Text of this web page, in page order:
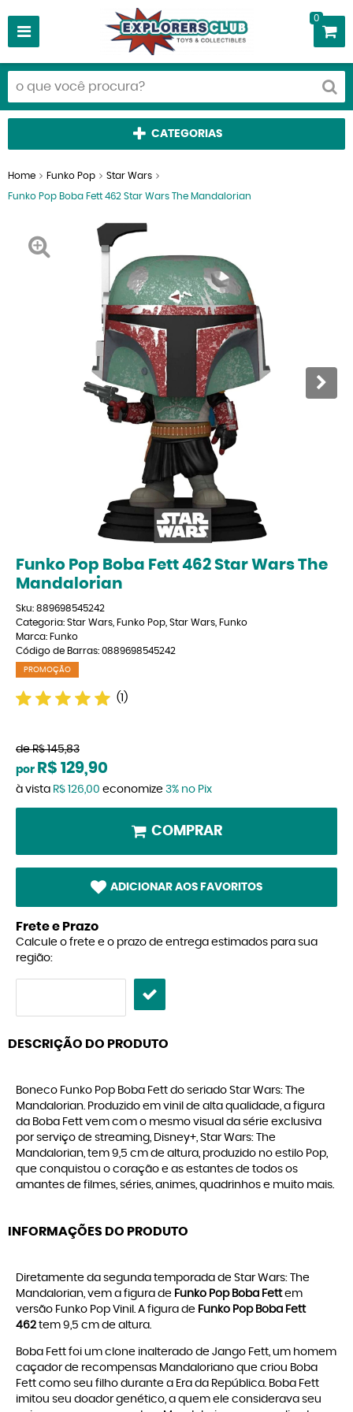
0
CATEGORIAS
Home Funko Pop Star Wars
Funko Pop Boba Fett 462 Star Wars The Mandalorian
Funko Pop Boba Fett 462 Star Wars The
Mandalorian
Sku: 889698545242
Categoria: Star Wars Funko Pop Star Wars Funko
Marca: Funko
Código de Barras: 0889698545242
PROMOÇÃO
(1)
de R$ 145,83
por R$ 129,90
à vista R$ 126,00 economize 3% no Pix
COMPRAR
ADICIONAR AOS FAVORITOS
Frete e Prazo
Calcule o frete e o prazo de entrega estimados para sua
região:
DESCRIÇÃO DO PRODUTO
Boneco Funko Pop Boba Fett do seriado Star Wars: The
Mandalorian. Produzido em vinil de alta qualidade, a figura
da Boba Fett vem com o mesmo visual da série exclusiva
por serviço de streaming, Disney+, Star Wars: The
Mandalorian, tem 9,5 cm de altura, produzido no estilo Pop,
que conquistou o coração e as estantes de todos os
amantes de filmes, séries, animes, quadrinhos e muito mais.
INFORMAÇÕES DO PRODUTO
Diretamente da segunda temporada de Star Wars: The
Mandalorian, vem a figura de Funko Pop Boba Fettem
versão Funko Pop Vinil. A figura de Funko Pop Boba Fett
462 tem 9,5 cm de altura.
Boba Fett foi um clone inalterado de Jango Fett, um homem
caçador de recompensas Mandaloriano que criou Boba
Fett como seu filho durante a Era da República. Boba Fett
imitou seu doador genético, a quem ele considerava seu